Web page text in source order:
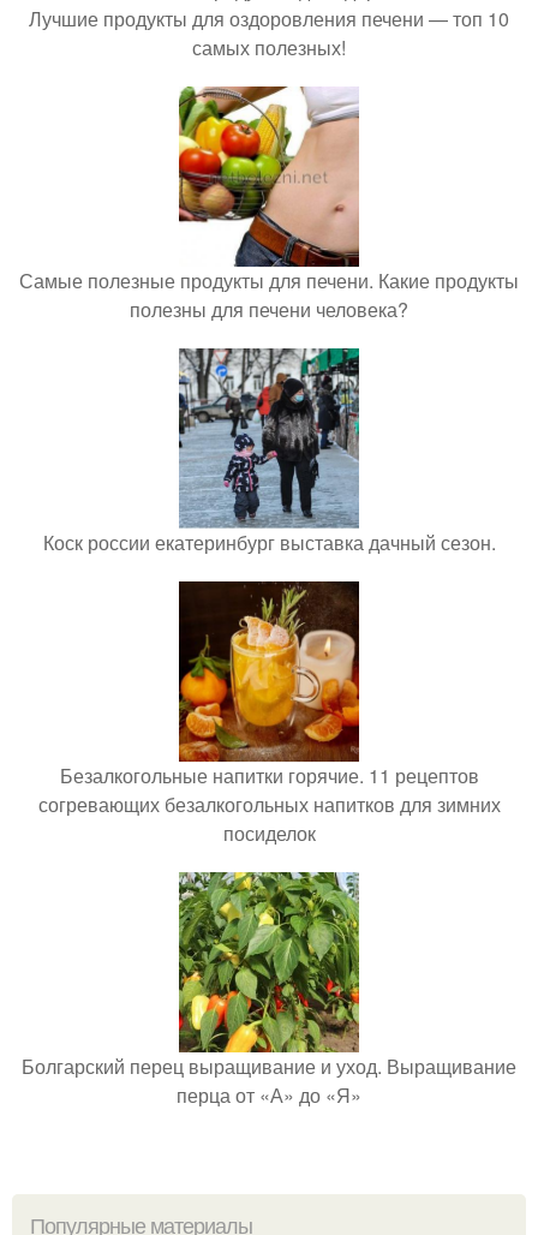
Лучшие продукты для оздоровления печени — топ 10
самых полезных!
Самые полезные продукты для печени. Какие продукты
полезны для печени человека?
Коск россии екатеринбург выставка дачный сезон.
Безалкогольные напитки горячие. 11 рецептов
согревающих безалкогольных напитков для зимних
посиделок
Болгарский перец выращивание и уход. Выращивание
перца от «А» до «Я»
Популярные материалы